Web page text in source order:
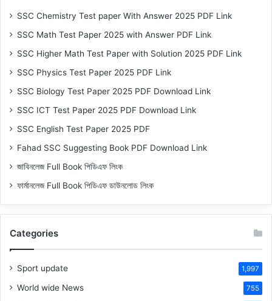
SSC Chemistry Test paper With Answer 2025 PDF Link
SSC Math Test Paper 2025 with Answer PDF Link
SSC Higher Math Test Paper with Solution 2025 PDF Link
SSC Physics Test Paper 2025 PDF Link
SSC Biology Test Paper 2025 PDF Download Link
SSC ICT Test Paper 2025 PDF Download Link
SSC English Test Paper 2025 PDF
Fahad SSC Suggesting Book PDF Download Link
জাবিনলেজ Full Book পিডিএফ লিংক
ফার্মানলেজ Full Book পিডিএফ ডাউনলোড লিংক
Categories
Sport update 1,997
World wide News 755